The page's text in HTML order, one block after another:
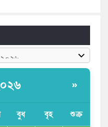
কি আপনারা দেখেননি:
»
বুধ বৃহ শুক্র